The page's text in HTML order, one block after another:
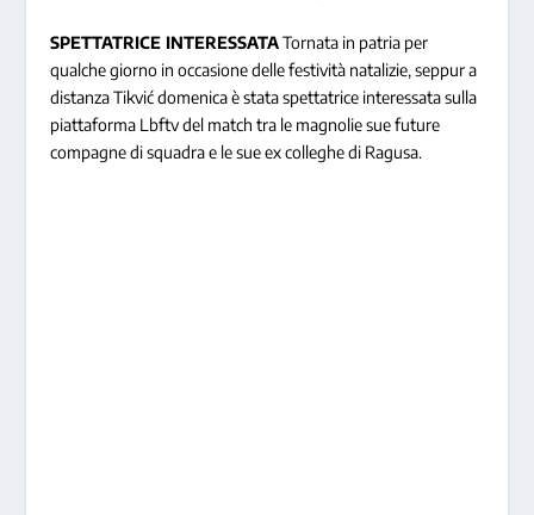
SPETTATRICE INTERESSATATornata in patria per
qualche giorno in occasione delle festività natalizie, seppur a
distanza Tikvić domenica è stata spettatrice interessata sulla
piattaforma Lbftv del match tra le magnolie sue future
compagne di squadra e le sue ex colleghe di Ragusa.